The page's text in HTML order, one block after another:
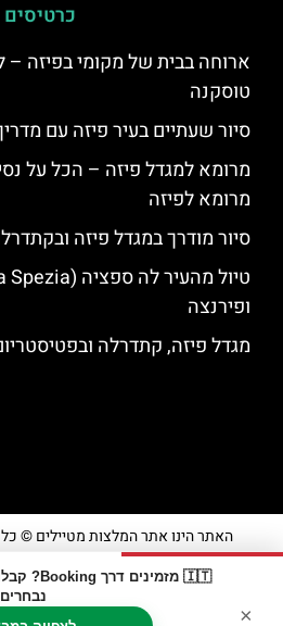
🇮🇹 מזמינים דרך Booking? קבלו
נבחרים
×
כרטיסים
ארוחה בבית של מקומי בפיזה
טוסקנה
סיור שעתיים בעיר פיזה עם
מרומא למגדל פיזה – הכל על
מרומא לפיזה
סיור מודרך במגדל פיזה
ופירנצה
מגדל פיזה, קתדרלה
האתר הינו אתר המלצות מטיילים © כל
מדיניות